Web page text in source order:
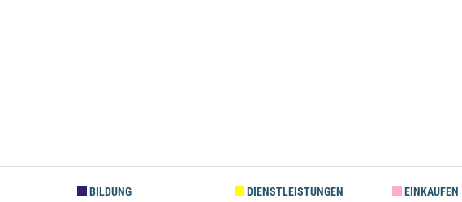
BILDUNG DIENSTLEISTUNGEN EINKAUFEN